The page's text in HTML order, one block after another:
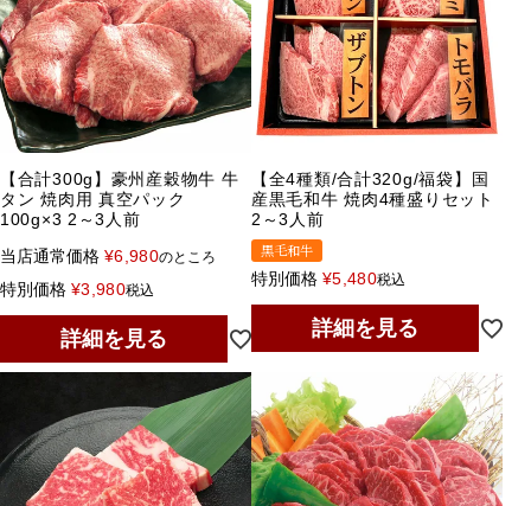
【合計300g】豪州産穀物牛 牛
タン 焼肉用 真空パック
100g×3 2～3人前
当店通常価格 ¥6,980のところ
特別価格 ¥3,980税込
詳細を見る
【全4種類/合計320g/福袋】国
産黒毛和牛 焼肉4種盛りセット
2～3人前
黒毛和牛
特別価格 ¥5,480税込
詳細を見る